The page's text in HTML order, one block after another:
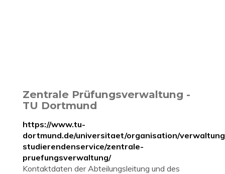
Zentrale Prüfungsverwaltung -
TU Dortmund
https://www.tu-
dortmund.de/universitaet/organisation/
studierendenservice/zentrale-
pruefungsverwaltung/
Kontaktdaten der Abteilungsleitung und des